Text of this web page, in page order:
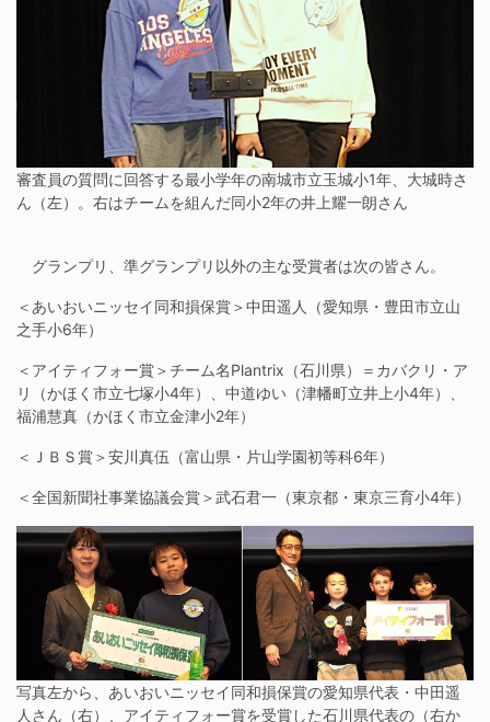
審査員の質問に回答する最小学年の南城市立玉城小1年、大城時さ
ん（左）。右はチームを組んだ同小2年の井上耀一朗さん
グランプリ、準グランプリ以外の主な受賞者は次の皆さん。
＜あいおいニッセイ同和損保賞＞中田遥人（愛知県・豊田市立山
之手小6年）
＜アイティフォー賞＞チーム名Plantrix（石川県）＝カバクリ・ア
リ（かほく市立七塚小4年）、中道ゆい（津幡町立井上小4年）、
福浦慧真（かほく市立金津小2年）
＜ＪＢＳ賞＞安川真伍（富山県・片山学園初等科6年）
＜全国新聞社事業協議会賞＞武石君一（東京都・東京三育小4年）
写真左から、あいおいニッセイ同和損保賞の愛知県代表・中田遥
人さん（右）、アイティフォー賞を受賞した石川県代表の（右か